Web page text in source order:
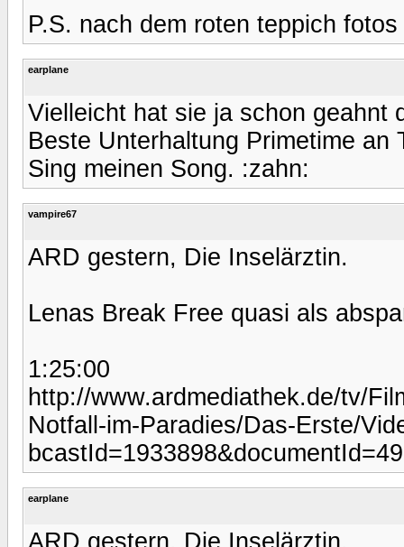
P.S. nach dem roten teppich
earplane
Vielleicht hat sie ja schon geahnt
Beste Unterhaltung Primetime
Sing meinen Song. :zahn:
vampire67
ARD gestern, Die Inselärztin.
Lenas Break Free quasi als
1:25:00
http://www.ardmediathek.de/tv/
Notfall-im-Paradies/Das-Erste/
earplane
ARD gestern, Die Inselärztin.